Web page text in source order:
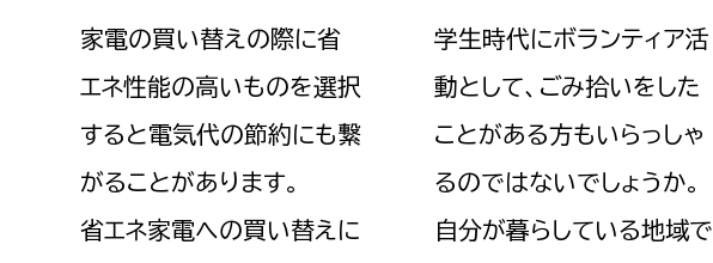
家電の買い替えの際に省
エネ性能の高いものを選択
すると電気代の節約にも繋
がることがあります。
省エネ家電への買い替えに
学生時代にボランティア活
動として、ごみ拾いをした
ことがある方もいらっしゃ
るのではないでしょうか。
自分が暮らしている地域で